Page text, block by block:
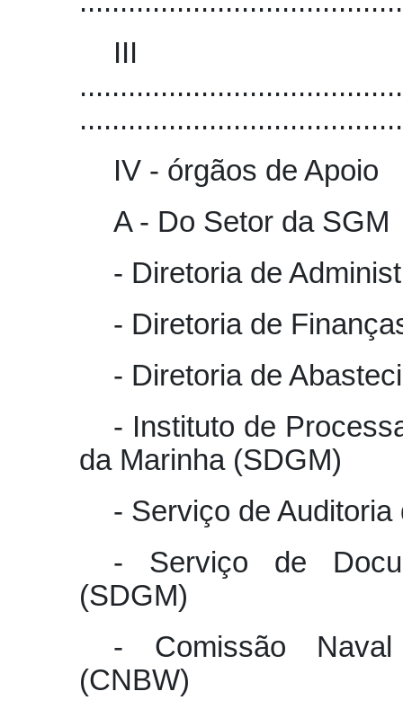
IV - órgãos de Apoio
A - Do Setor da SGM
- Diretoria de
- Diretoria de
- Diretoria de
- Instituto de
da Marinha (SDGM)
- Serviço de
- Serviço de
(SDGM)
- Comissão
(CNBW)